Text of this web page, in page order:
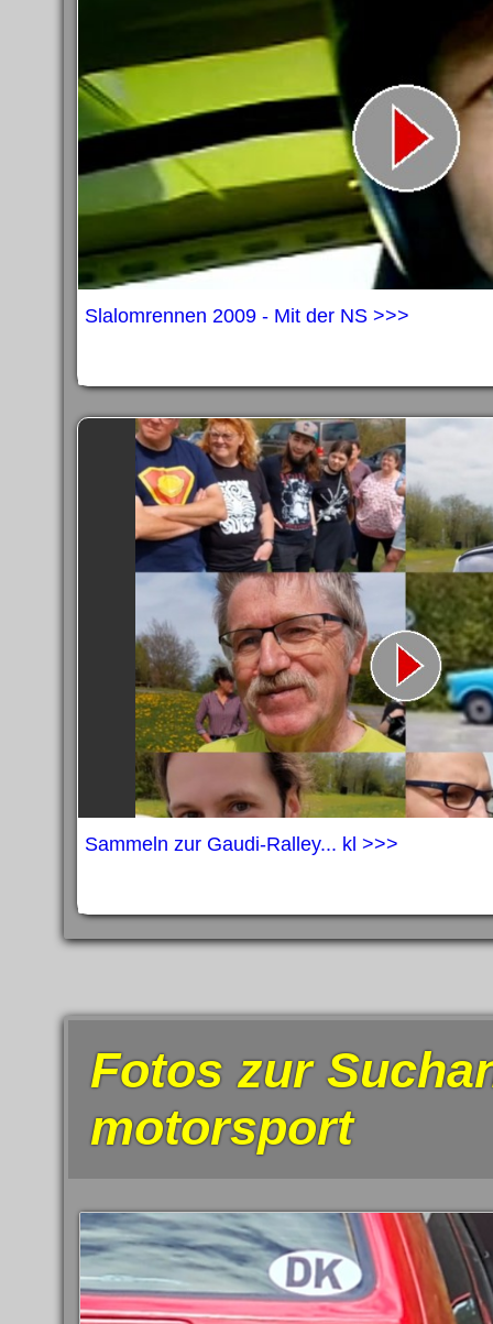
Slalomrennen 2009 - Mit der NS >>>
Sammeln zur Gaudi-Ralley... kl >>>
Fotos zur
motorsport